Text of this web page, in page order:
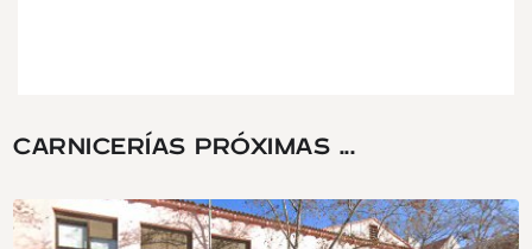
CARNICERÍAS PRÓXIMAS ...